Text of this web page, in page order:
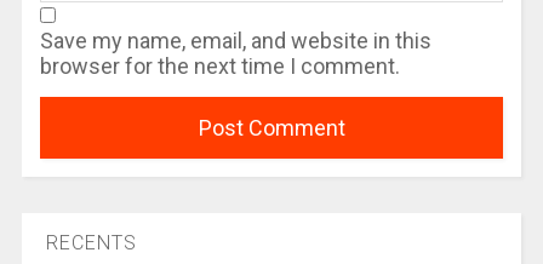
Save my name, email, and website in this
browser for the next time I comment.
RECENTS